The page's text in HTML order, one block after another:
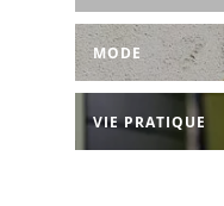
MODE
VIE PRATIQUE